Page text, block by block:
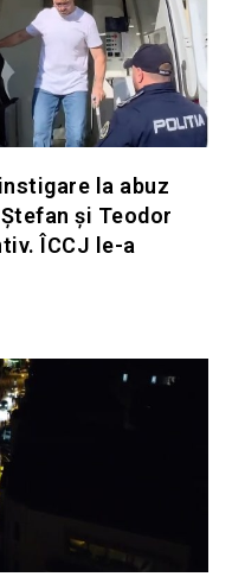
la abuz
și Teodor
ÎCCJ le-a